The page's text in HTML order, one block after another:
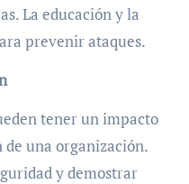
La educación y la
prevenir ataques.
tener un impacto
una organización.
y demostrar